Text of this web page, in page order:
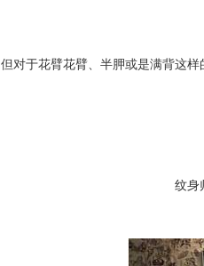
但对于花臂花臂、半胛或是满背这
纹身